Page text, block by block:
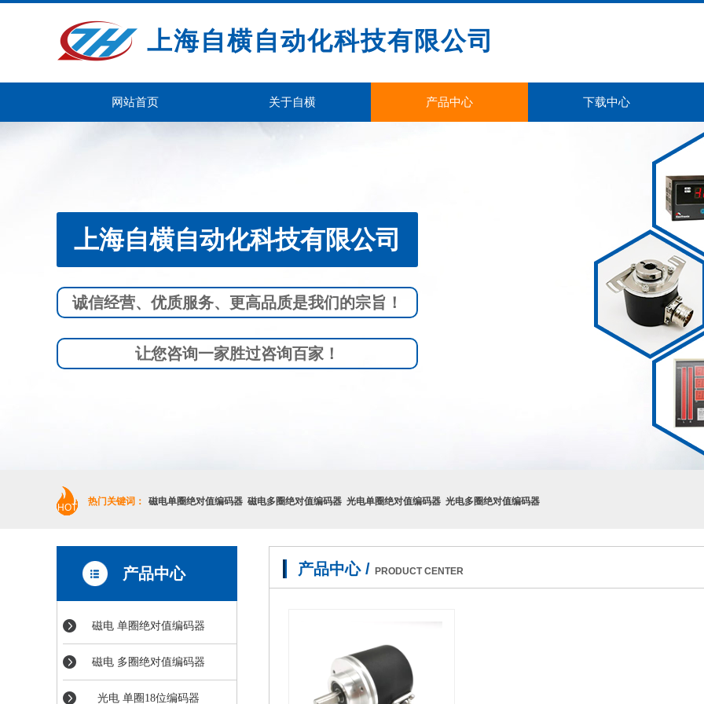
上海自横自动化科技有限公司
网站首页 关于自横 产品中心 下载中心
上海自横自动化科技有限公司​​
诚信经营、优质服务、更高品质是我们的宗旨！
让您咨询一家胜过咨询百家！
HOT
热门关键词： 磁电单圈绝对值编码器 磁电多圈绝对值编码器 光电单圈绝对值编码器 光电多圈绝对值编码器
产品中心 / PRODUCT CENTER
产品中心
磁电 单圈绝对值编码器
磁电 多圈绝对值编码器
光电 单圈18位编码器